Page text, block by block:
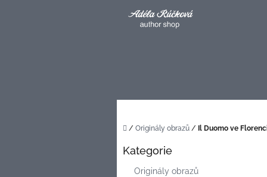
Domů
/ Originály obrazů / Il Duomo ve
Přeskočit
Kategorie
Originály obrazů